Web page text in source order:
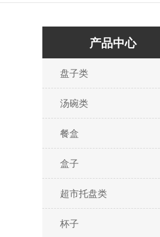
产品中心
盘子类
汤碗类
餐盒
盒子
超市托盘类
杯子